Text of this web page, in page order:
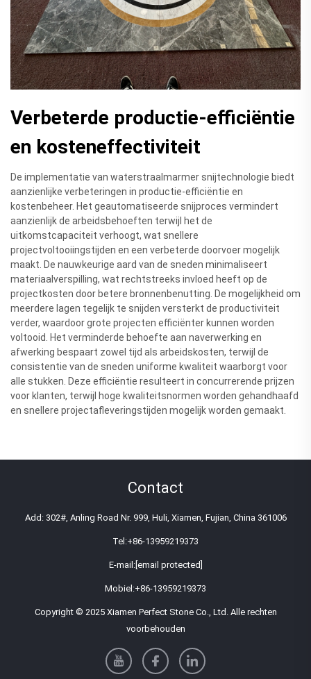
Verbeterde productie-efficiëntie
en kosteneffectiviteit
De implementatie van waterstraalmarmer snijtechnologie biedt
aanzienlijke verbeteringen in productie-efficiëntie en
kostenbeheer. Het geautomatiseerde snijproces vermindert
aanzienlijk de arbeidsbehoeften terwijl het de
uitkomstcapaciteit verhoogt, wat snellere
projectvoltooiingstijden en een verbeterde doorvoer mogelijk
maakt. De nauwkeurige aard van de sneden minimaliseert
materiaalverspilling, wat rechtstreeks invloed heeft op de
projectkosten door betere bronnenbenutting. De mogelijkheid om
meerdere lagen tegelijk te snijden versterkt de productiviteit
verder, waardoor grote projecten efficiënter kunnen worden
voltooid. Het verminderde behoefte aan naverwerking en
afwerking bespaart zowel tijd als arbeidskosten, terwijl de
consistentie van de sneden uniforme kwaliteit waarborgt voor
alle stukken. Deze efficiëntie resulteert in concurrerende prijzen
voor klanten, terwijl hoge kwaliteitsnormen worden gehandhaafd
en snellere projectafleveringstijden mogelijk worden gemaakt.
Contact
Add: 302#, Anling Road Nr. 999, Huli, Xiamen, Fujian, China 361006
Tel:+86-13959219373
E-mail:[email protected]
Mobiel:+86-13959219373
Copyright © 2025 Xiamen Perfect Stone Co., Ltd. Alle rechten
voorbehouden